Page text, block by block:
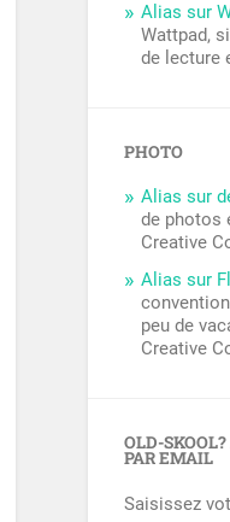
Alias sur
Wattpad,
de lecture
PHOTO
Alias sur
de photos
Creative
Alias sur
peu de
Creative
OLD-
PAR EMAIL
Saisissez